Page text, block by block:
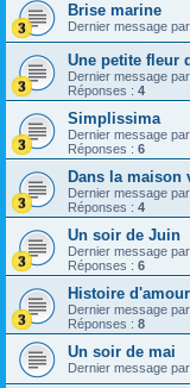
Brise marine
Dernier message par
Une petite fleur
Dernier message par
Réponses : 4
Simplissima
Dernier message par
Réponses : 6
Dans la maison
Dernier message par
Réponses : 4
Un soir de Juin
Dernier message par
Réponses : 6
Histoire d'amour
Dernier message par
Réponses : 8
Un soir de mai
Dernier message par